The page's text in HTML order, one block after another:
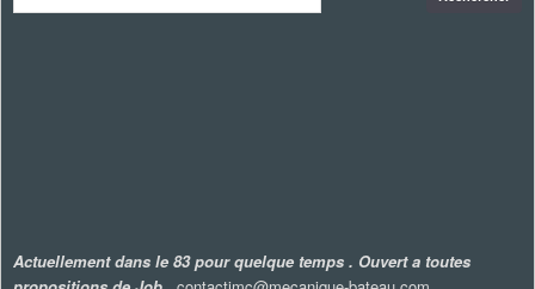
Actuellement dans le 83 pour quelque temps . Ouvert a toutes